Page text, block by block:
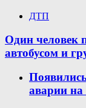
ДТП
Один человек
автобусом и
аварии